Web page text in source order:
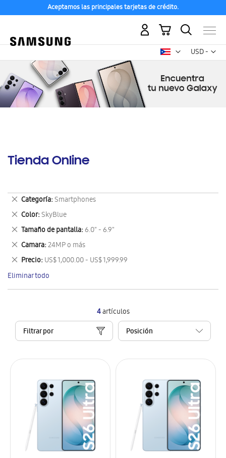
Aceptamos las principales tarjetas de crédito.
USD -
dólar
Mi carrito
Tienda Online
4artículos
Filtrar por
Categoría Smartphones
Eliminar
este
artículo
Color SkyBlue
Eliminar
este
artículo
Tamaño de pantalla 6.0" - 6.9"
Eliminar
este
artículo
Camara 24MP o más
Eliminar
este
artículo
Precio US$ 1,000.00 - US$ 1,999.99
Eliminar
este
artículo
Eliminar todo